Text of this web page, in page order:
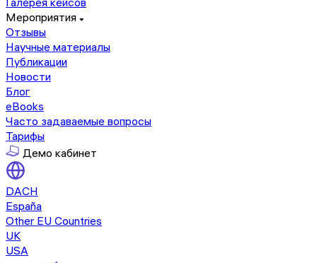
Мероприятия
Отзывы
Научные материалы
Публикации
Новости
Блог
eBooks
Часто задаваемые вопросы
Тарифы
Демо кабинет
DACH
España
Other EU Countries
UK
USA